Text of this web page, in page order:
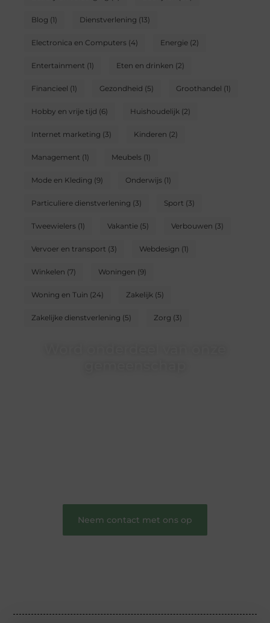
Blog (1) Dienstverlening (13)
Electronica en Computers(4) Energie(2)
Entertainment (1) Eten en drinken (2)
Financieel (1) Gezondheid (5) Groothandel (1)
Hobby en vrije tijd (6) Huishoudelijk(2)
Internet marketing (3) Kinderen (2)
Management (1) Meubels(1)
Mode en Kleding (9) Onderwijs(1)
Particuliere dienstverlening (3) Sport (3)
Tweewielers(1) Vakantie(5) Verbouwen (3)
Vervoer en transport (3) Webdesign (1)
Winkelen (7) Woningen (9)
Woning en Tuin (24) Zakelijk(5)
Zakelijke dienstverlening (5) Zorg (3)
Neem contact met ons op